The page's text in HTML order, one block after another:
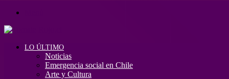
LO ÚLTIMO
Noticias
Emergencia social en Chile
Arte y Cultura